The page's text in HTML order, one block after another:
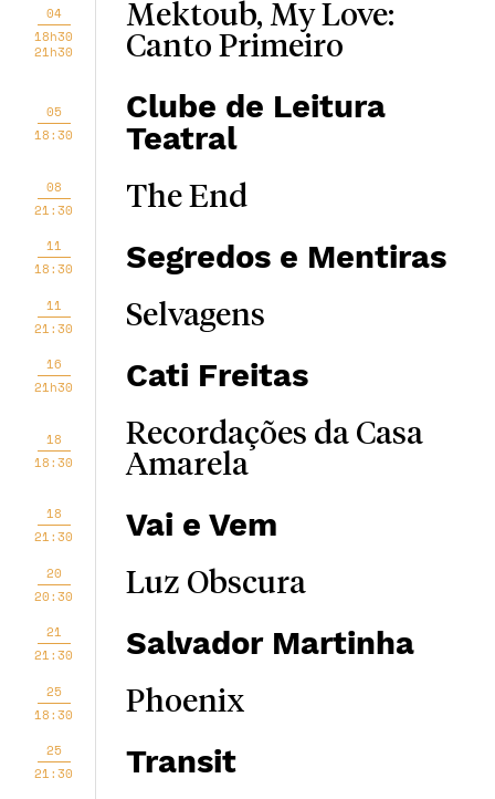
04
18h30
21h30
Mektoub, My Love:
Canto Primeiro
05
18:30
Clube de Leitura
Teatral
08
21:30
The End
11
18:30
Segredos e Mentiras
11
21:30
Selvagens
16
21h30
Cati Freitas
18
18:30
Recordações da Casa
Amarela
18
21:30
Vai e Vem
20
20:30
Luz Obscura
21
21:30
Salvador Martinha
25
18:30
Phoenix
25
21:30
Transit